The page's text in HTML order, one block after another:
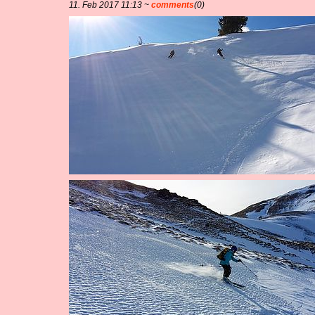
11. Feb 2017 11:13 ~comments(0)